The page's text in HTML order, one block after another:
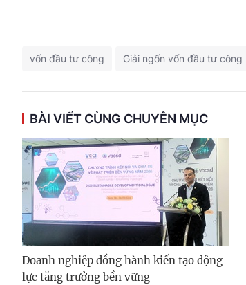
vốn đầu tư công Giải ngốn vốn đầu tư công
BÀI VIẾT CÙNG CHUYÊN MỤC
Doanh nghiệp đồng hành kiến tạo động
lực tăng trưởng bền vững